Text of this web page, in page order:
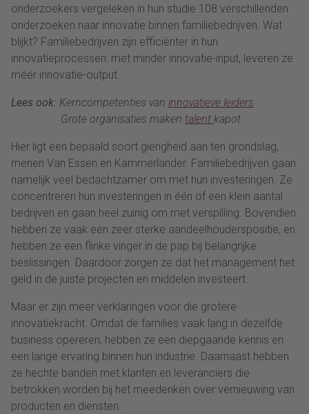
onderzoekers vergeleken in hun studie 108 verschillenden
onderzoeken naar innovatie binnen familiebedrijven. Wat
blijkt? Familiebedrijven zijn efficiënter in hun
innovatieprocessen: met minder innovatie-input, leveren ze
méér innovatie-output.
Lees ook: Kerncompetenties van innovatieve leiders
Grote organisaties maken talent kapot
Hier ligt een bepaald soort gierigheid aan ten grondslag,
menen Van Essen en Kammerlander. Familiebedrijven gaan
namelijk veel bedachtzamer om met hun investeringen. Ze
concentreren hun investeringen in één of een klein aantal
bedrijven en gaan heel zuinig om met verspilling. Bovendien
hebben ze vaak een zeer sterke aandeelhouderspositie, en
hebben ze een flinke vinger in de pap bij belangrijke
beslissingen. Daardoor zorgen ze dat het management het
geld in de juiste projecten en middelen investeert.
Maar er zijn meer verklaringen voor die grotere
innovatiekracht. Omdat de families vaak lang in dezelfde
business opereren, hebben ze een diepgaande kennis en
een lange ervaring binnen hun industrie. Daarnaast hebben
ze hechte banden met klanten en leveranciers die
betrokken worden bij het meedenken over vernieuwing van
producten en diensten.